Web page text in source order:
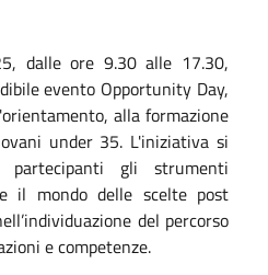
dalle ore 9.30 alle 17.30,
evento Opportunity Day,
alla formazione
under 35. L'iniziativa si
gli strumenti
il mondo delle scelte post
del percorso
e competenze.